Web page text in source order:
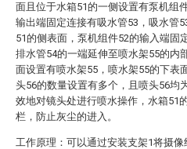
面且位于水箱51的一侧设置有泵机组
输出端固定连接有吸水管53，吸水管
51的侧表面，泵机组件52的输入端固
排水管54的一端延伸至喷水架55的内
面设置有喷水架55，喷水架55的下表
头56的数量设置有多个，且喷头56均
效地对镜头处进行喷水操作，水箱51
栏，防止灰尘的进入。
工作原理：可以通过安装支架1将摄像